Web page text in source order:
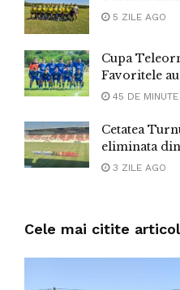
5 ZILE AGO
Cupa
Favoritele
45 DE MINUTE
Cetatea
eliminata
3 ZILE AGO
Cele mai citite